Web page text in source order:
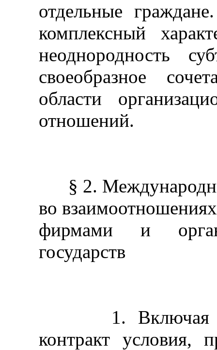
отдельные
комплексный
неоднородность
своеобразное
области
отношений.
§ 2.
во
фирмами и
государств
1. Включая во
контракт условия,